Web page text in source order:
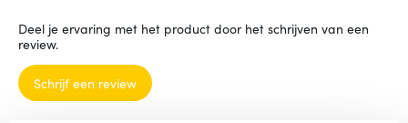
Deel je ervaring met het product door het schrijven van een
review.
Schrijf een review